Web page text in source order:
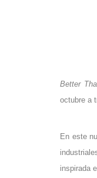
Better
octubre a
En este
inspirada